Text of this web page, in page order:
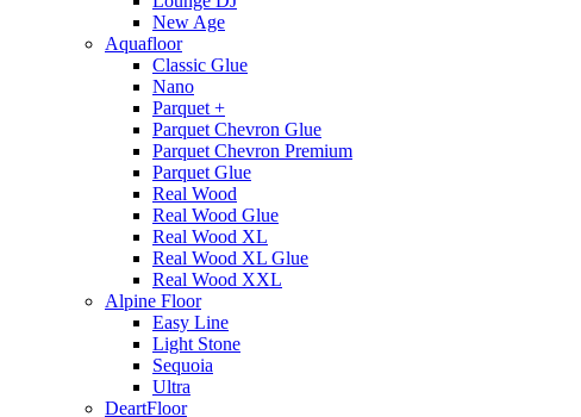
New Age
Aquafloor
Classic Glue
Nano
Parquet +
Parquet Chevron Glue
Parquet Chevron Premium
Parquet Glue
Real Wood
Real Wood Glue
Real Wood XL
Real Wood XL Glue
Real Wood XXL
Alpine Floor
Easy Line
Light Stone
Sequoia
Ultra
DeartFloor